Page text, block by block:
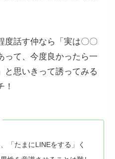
度話す仲なら「実は〇〇
って、今度良かったら一
と思いきって誘ってみる
！
「たまにLINEをする」く